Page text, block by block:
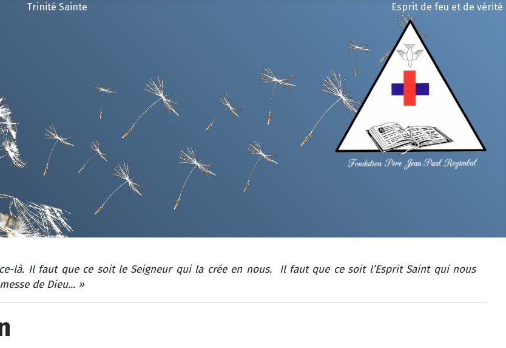
Trinité Sainte Esprit de feu et de vérité
là. Il faut que ce soit le Seigneur qui la crée en nous. Il faut que ce soit l’Esprit Saint qui nous
de Dieu... »